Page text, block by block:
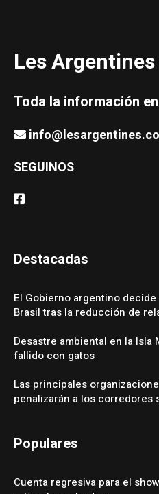
Les Argentines
Toda la información
SEGUINOS
Destacadas
El Gobierno argentino
Brasil tras la reducción de
Desastre ambiental en la
fallido con gatos
Las principales
penalizarán a los corredores
Populares
Cuenta regresiva para el